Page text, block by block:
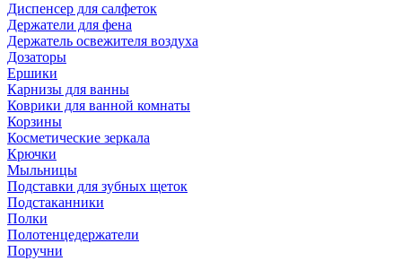
Диспенсер для салфеток
Держатели для фена
Держатель освежителя воздуха
Дозаторы
Ершики
Карнизы для ванны
Коврики для ванной комнаты
Корзины
Косметические зеркала
Крючки
Мыльницы
Подставки для зубных щеток
Подстаканники
Полки
Полотенцедержатели
Поручни